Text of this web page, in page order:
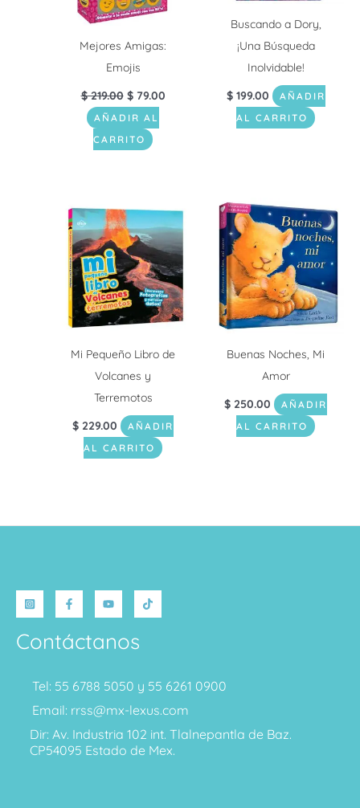
Mejores Amigas:
Emojis
$219.00 $79.00
AÑADIR AL
CARRITO
Buscando a Dory,
¡Una Búsqueda
Inolvidable!
$199.00
AÑADIR
AL CARRITO
Mi Pequeño Libro de
Volcanes y
Terremotos
$ 229.00
AÑADIR
AL CARRITO
Buenas Noches, Mi
Amor
$ 250.00
AÑADIR
AL CARRITO
Contáctanos
Tel: 55 6788 5050 y 55 6261 0900
Email: rrss@mx-lexus.com
Dir: Av. Industria 102 int. Tlalnepantla de Baz.
CP54095 Estado de Mex.